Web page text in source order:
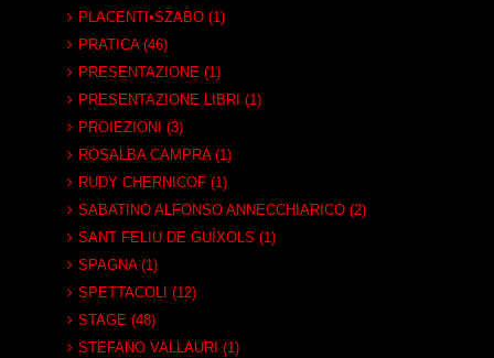
PLACENTI•SZABO (1)
PRATICA (46)
PRESENTAZIONE (1)
PRESENTAZIONE LIBRI (1)
PROIEZIONI (3)
ROSALBA CAMPRA (1)
RUDY CHERNICOF (1)
SABATINO ALFONSO ANNECCHIARICO (2)
SANT FELIU DE GUÍXOLS (1)
SPAGNA (1)
SPETTACOLI (12)
STAGE (48)
STEFANO VALLAURI (1)